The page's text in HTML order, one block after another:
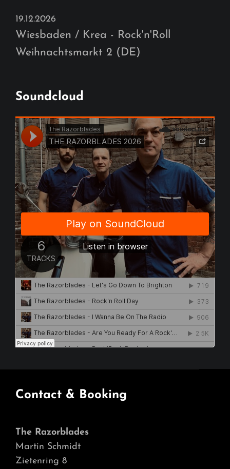
19.12.2026
Wiesbaden / Krea - Rock'n'Roll
Weihnachtsmarkt 2 (DE)
Soundcloud
Contact & Booking
The Razorblades
Martin Schmidt
Zietenring 8